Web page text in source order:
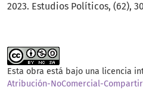
2023. Estudios Políticos, (62),
Esta obra está bajo una licencia
Atribución-NoComercial-